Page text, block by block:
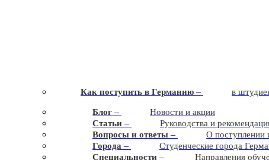
Как поступить в Германию – в
Блог –
Новости и акции
Статьи –
Руководства и
Вопросы и ответы –
О поступлении
Города –
Студенческие города
Cпециальности –
Направления